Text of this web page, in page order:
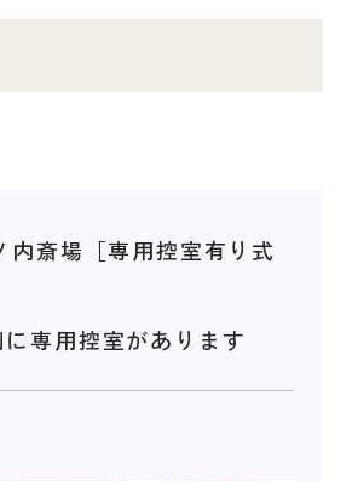
内斎場［専用控室有り式
専用控室があります